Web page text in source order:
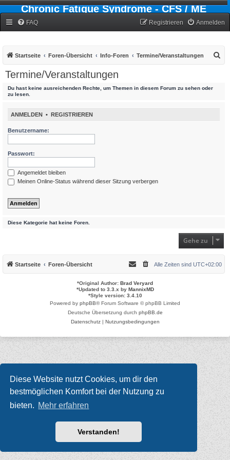
Diese Website nutzt Cookies, um dir den
bestmöglichen Komfort bei der Nutzung zu
bieten. Mehr erfahren
Verstanden!
Chronic Fatigue Syndrome - CFS / ME
FAQ Anmelden
Registrieren
Startseite Foren-Übersicht Info-Foren Termine/Veranstaltungen
Termine/Veranstaltungen
Du hast keine ausreichenden Rechte, um Themen in diesem Forum zu sehen oder
zu lesen.
ANMELDEN • REGISTRIEREN
Benutzername:
Passwort:
Angemeldet bleiben
Meinen Online-Status während dieser Sitzung verbergen
Diese Kategorie hat keine Foren.
Gehe zu
Startseite Foren-Übersicht Alle Zeiten sind UTC+02:00
*Original Author: Brad Veryard
*Updated to 3.3.x by MannixMD
*Style version: 3.4.10
Powered by phpBB® Forum Software © phpBB Limited
Deutsche Übersetzung durch phpBB.de
Datenschutz| Nutzungsbedingungen